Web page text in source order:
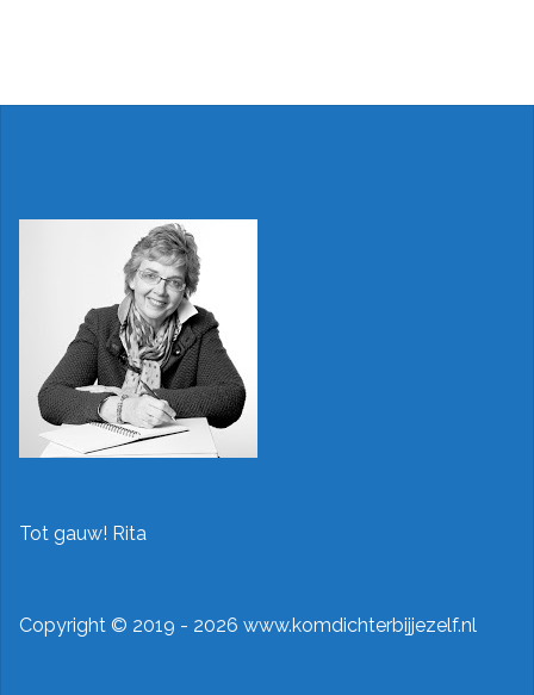
Tot gauw! Rita
Copyright © 2019 - 2026 www.komdichterbijjezelf.nl